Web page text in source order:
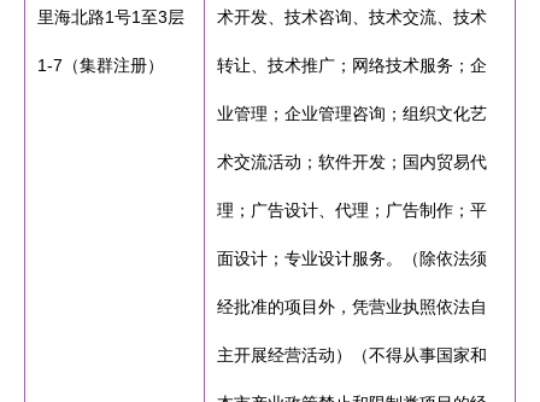
里海北路1号1至3层
1-7（集群注册）
术开发、技术咨询、技术交流、技术
转让、技术推广；网络技术服务；企
业管理；企业管理咨询；组织文化艺
术交流活动；软件开发；国内贸易代
理；广告设计、代理；广告制作；平
面设计；专业设计服务。（除依法须
经批准的项目外，凭营业执照依法自
主开展经营活动）（不得从事国家和